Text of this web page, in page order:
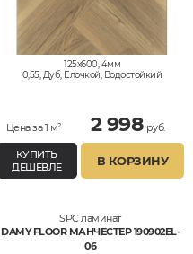
125x600, 4мм
0,55, Дуб, Елочкой, Водостойкий
Цена за 1 м² 2 998 руб.
КУПИТЬ
ДЕШЕВЛЕ
В КОРЗИНУ
SPC ламинат
DAMY FLOOR МАНЧЕСТЕР 190902EL-
06